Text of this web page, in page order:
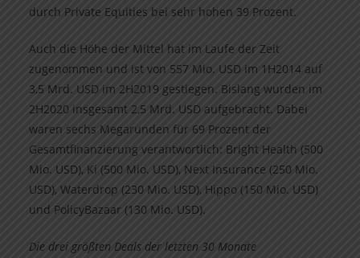
durch Private Equities bei sehr hohen 39 Prozent.
Auch die Höhe der Mittel hat im Laufe der Zeit
zugenommen und ist von 557 Mio. USD im 1H2014 auf
3,5 Mrd. USD im 2H2019 gestiegen. Bislang wurden im
2H2020 insgesamt 2,5 Mrd. USD aufgebracht. Dabei
waren sechs Megarunden für 69 Prozent der
Gesamtfinanzierung verantwortlich: Bright Health (500
Mio. USD), Ki (500 Mio. USD), Next Insurance (250 Mio.
USD), Waterdrop (230 Mio. USD), Hippo (150 Mio. USD)
und PolicyBazaar (130 Mio. USD).
Die drei größten Deals der letzten 30 Monate